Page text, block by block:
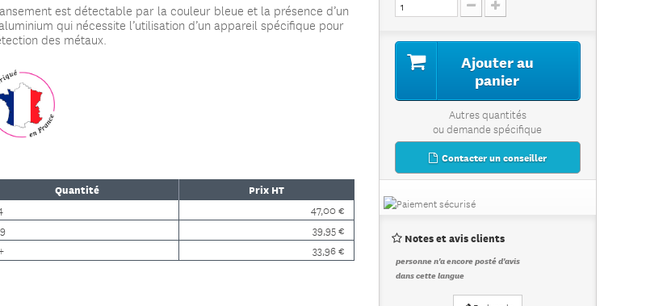
est détectable par la couleur bleue et la présence d’un
qui nécessite l’utilisation d’un appareil spécifique pour
des métaux.
Quantité Prix HT
47,00 €
39,95 €
33,96 €
Ajouter au
panier
Autres quantités
ou demande spécifique
Contacter un conseiller
Notes et avis clients
personne n'a encore posté d'avis
dans cette langue